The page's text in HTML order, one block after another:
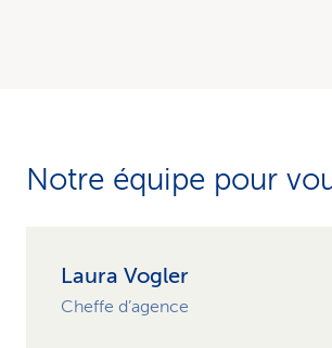
Notre équipe pour
Laura Vogler
Cheffe d’agence